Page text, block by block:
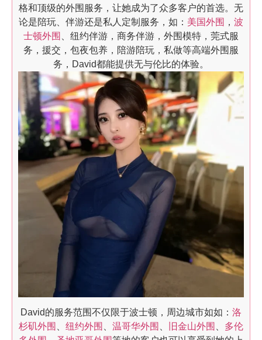
格和顶级的外围服务，让她成为了众多客户的首选。无
论是陪玩、伴游还是私人定制服务，如： 美国外围 ， 波
士顿外围
、纽约伴游，商务伴游，外围模特，莞式服
务，援交，包夜包养，陪游陪玩，私做等高端外围服
务，David都能提供无与伦比的体验。
David的服务范围不仅限于波士顿，周边城市如如： 洛
杉矶外围
纽约外围 温哥华外围 旧金山外围
多伦